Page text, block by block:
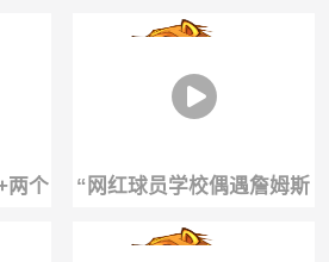
友
亲、篮球和成长的故事—
结尾是一个隔扣
两个
的
“网红球员学校偶遇詹姆斯
铁粉，力量堪比大运卡车”